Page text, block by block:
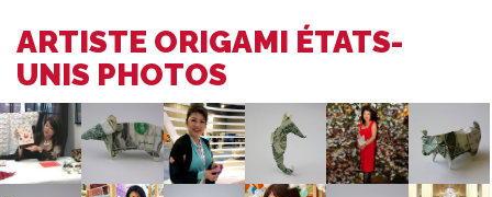
ARTISTE ORIGAMI ÉTATS-
UNIS PHOTOS